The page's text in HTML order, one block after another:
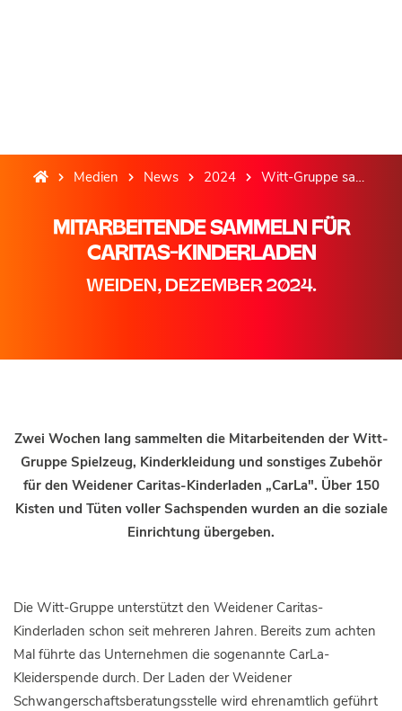
Medien News 2024 Witt-Gruppe sammelt für Caritas-Kinderladen
MITARBEITENDE SAMMELN FÜR
CARITAS-KINDERLADEN
WEIDEN, DEZEMBER 2024.
Zwei Wochen lang sammelten die Mitarbeitenden der Witt-
Gruppe Spielzeug, Kinderkleidung und sonstiges Zubehör
für den Weidener Caritas-Kinderladen „CarLa". Über 150
Kisten und Tüten voller Sachspenden wurden an die soziale
Einrichtung übergeben.
Die Witt-Gruppe unterstützt den Weidener Caritas-
Kinderladen schon seit mehreren Jahren. Bereits zum achten
Mal führte das Unternehmen die sogenannte CarLa-
Kleiderspende durch. Der Laden der Weidener
Schwangerschaftsberatungsstelle wird ehrenamtlich geführt